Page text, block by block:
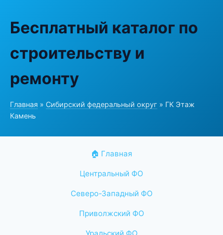
Бесплатный каталог по
строительству и
ремонту
Главная » Сибирский федеральный округ » ГК Этаж
Камень
🏠 Главная
Центральный ФО
Северо-Западный ФО
Приволжский ФО